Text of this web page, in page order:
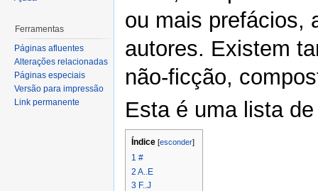
ou mais prefácios,
autores. Existem
não-ficção,
Esta é uma lista
Índice [esconder]
1 #
2 A..E
3 F..J
Ferramentas
Páginas afluentes
Alterações relacionadas
Páginas especiais
Versão para impressão
Link permanente